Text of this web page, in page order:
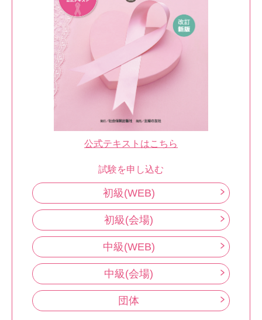
公式テキストはこちら
試験を申し込む
初級(WEB)
初級(会場)
中級(WEB)
中級(会場)
団体